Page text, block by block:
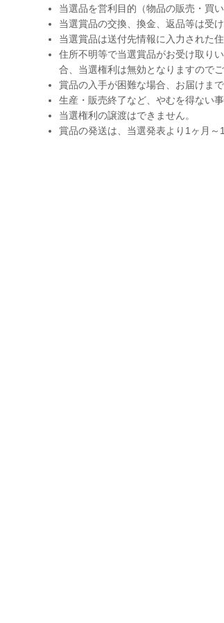
当選品を営利目的（物品の販売・買
当選賞品の交換、換金、返品等は受
当選賞品は送付先情報に入力された
住所不明等で当選賞品がお受け取り
合、当選権利は無効となりますのでご
賞品の入手が困難な場合、お届けま
生産・販売終了など、やむを得ない
当選権利の譲渡はできません。
賞品の発送は、当選発表より1ヶ月～